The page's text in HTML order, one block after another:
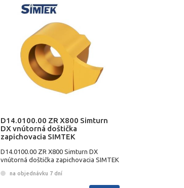
D14.0100.00 ZR X800 Simturn
DX vnútorná doštička
zapichovacia SIMTEK
D14.0100.00 ZR X800 Simturn DX
vnútorná doštička zapichovacia SIMTEK
na objednávku 7 dní